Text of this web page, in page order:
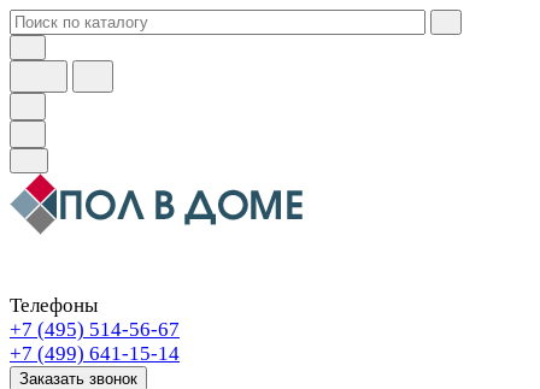
Телефоны
+7 (495) 514-56-67
+7 (499) 641-15-14
Заказать звонок